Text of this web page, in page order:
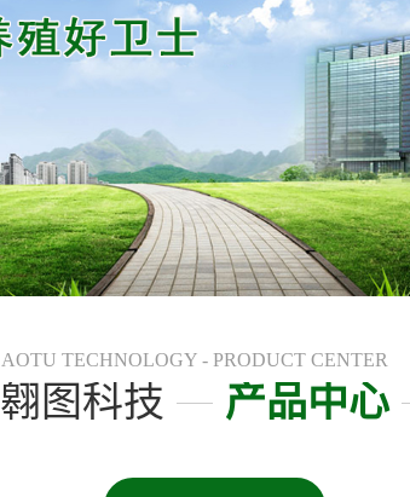
AOTU TECHNOLOGY - PRODUCT CENTER
翱图科技 产品中心